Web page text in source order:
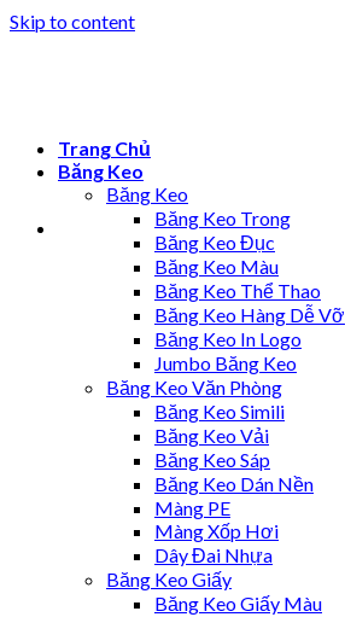
Skip to content
Trang Chủ
Băng Keo
Băng Keo
Băng Keo Trong
Băng Keo Đục
Băng Keo Màu
Băng Keo Thể Thao
Băng Keo Hàng Dễ Vỡ
Băng Keo In Logo
Jumbo Băng Keo
Băng Keo Văn Phòng
Băng Keo Simili
Băng Keo Vải
Băng Keo Sáp
Băng Keo Dán Nền
Màng PE
Màng Xốp Hơi
Dây Đai Nhựa
Băng Keo Giấy
Băng Keo Giấy Màu